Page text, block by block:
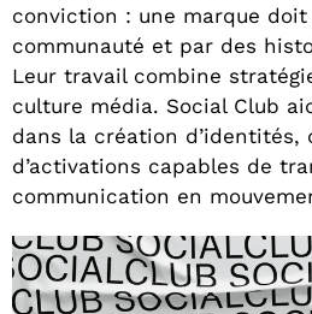
conviction : une marque
communauté et par des
Leur travail combine
culture média. Social Club
dans la création d’identités,
d’activations capables de
communication en